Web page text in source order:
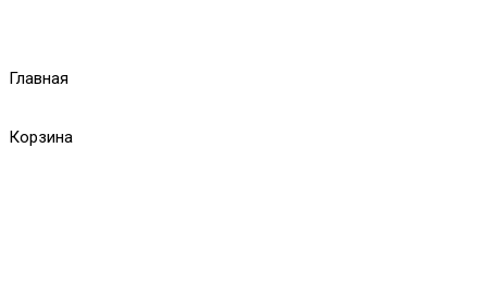
Главная
Корзина